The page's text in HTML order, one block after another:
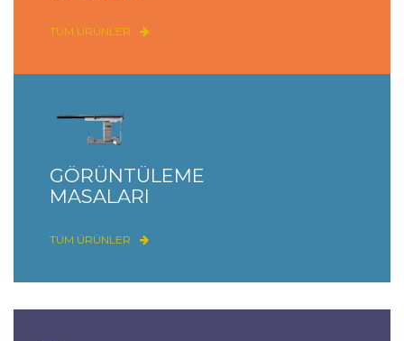
TÜM ÜRÜNLER
GÖRÜNTÜLEME
MASALARI
TÜM ÜRÜNLER